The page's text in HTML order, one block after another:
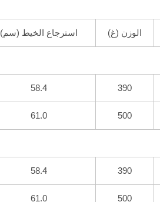
الوزن (غ) استرجاع الخيط (سم)
390
58.4
500
61.0
390
58.4
500
61.0